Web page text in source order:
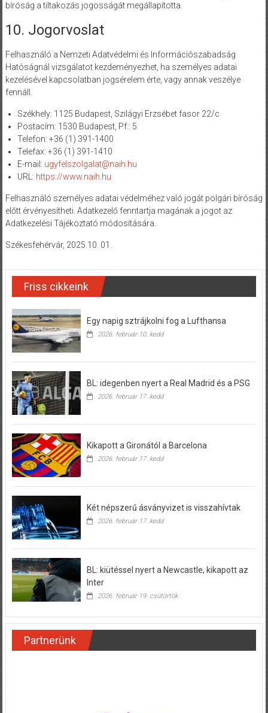
bíróság a tiltakozás jogosságát megállapította.
10. Jogorvoslat
Felhasználó a Nemzeti Adatvédelmi és Információszabadság
Hatóságnál vizsgálatot kezdeményezhet, ha személyes adatai
kezelésével kapcsolatban jogsérelem érte, vagy annak veszélye
fennáll.
Székhely: 1125 Budapest, Szilágyi Erzsébet fasor 22/c
Postacím: 1530 Budapest, Pf.: 5
Telefon: +36 (1) 391-1400
Telefax: +36 (1) 391-1410
E-mail: ugyfelszolgalat@naih.hu
URL: https://www.naih.hu
Felhasználó személyes adatai védelméhez való jogát polgári bíróság
előtt érvényesítheti. Adatkezelő fenntartja magának a jogot az
Adatkezelési Tájékoztató módosítására.
Székesfehérvár, 2025.10. 01.
Friss cikkeink
Egy napig sztrájkolni fog a Lufthansa
2026. február 10. kedd
BL: idegenben nyert a Real Madrid és a PSG
2026. február 17. kedd
Kikapott a Gironától a Barcelona
2026. február 17. kedd
Két népszerű ásványvizet is visszahívtak
2026. február 17. kedd
BL: kiütéssel nyert a Newcastle, kikapott az
Inter
2026. február 19. csütörtök
Partnerünk